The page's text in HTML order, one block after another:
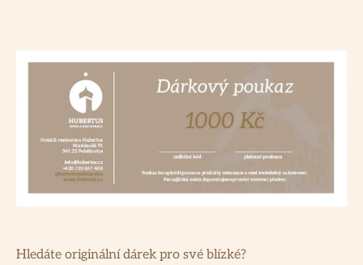
Hledáte originální dárek pro své blízké?